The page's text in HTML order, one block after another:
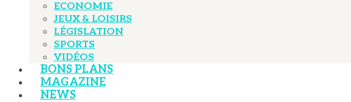
ECONOMIE
JEUX & LOISIRS
LÉGISLATION
SPORTS
VIDÉOS
BONS PLANS
MAGAZINE
NEWS